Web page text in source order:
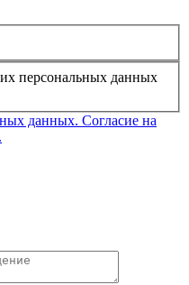
персональных данных
данных. Согласие на